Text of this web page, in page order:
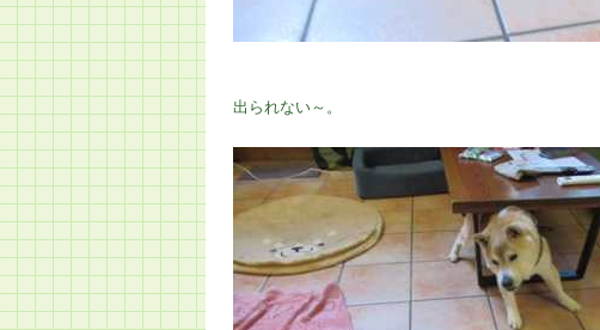
出られない～。